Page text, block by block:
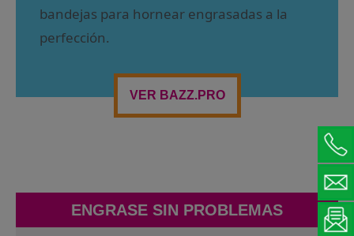
bandejas para hornear engrasadas a la
perfección.
VER BAZZ.PRO
ENGRASE SIN PROBLEMAS